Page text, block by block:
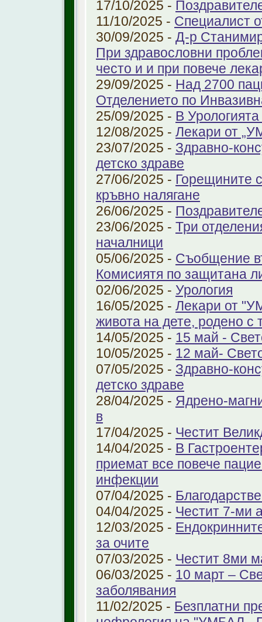
17/10/2025 -
11/10/2025 - Специалист
30/09/2025 - Д-р
При здравословни
често и и при повече
29/09/2025 - Над 2700
Отделението по
25/09/2025 - В
12/08/2025 - Лекари от
23/07/2025 - Здравно-
детско здраве
27/06/2025 - Горещините
кръвно налягане
26/06/2025 -
23/06/2025 - Три
началници
05/06/2025 - Съобщение
Комисиятя по защитана
02/06/2025 - Урология
16/05/2025 - Лекари от
живота на дете, родено с
14/05/2025 - 15 май -
10/05/2025 - 12 май-
07/05/2025 - Здравно-
детско здраве
28/04/2025 - Ядрено-
в
17/04/2025 - Честит
14/04/2025 - В
приемат все повече
инфекции
07/04/2025 -
04/04/2025 - Честит 7-ми
12/03/2025 -
за очите
07/03/2025 - Честит 8ми
06/03/2025 - 10 март –
заболявания
11/02/2025 - Безплатни